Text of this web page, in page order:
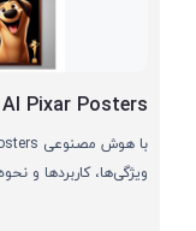
AI Pixar Posters
ویژگی‌ها، کاربردها و